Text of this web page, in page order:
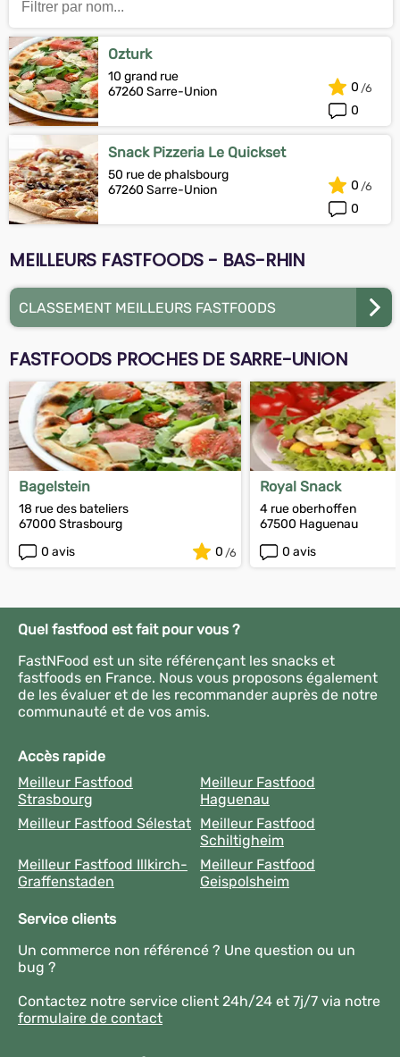
Ozturk
10 grand rue
67260 Sarre-Union
0
0
Snack Pizzeria Le Quickset
50 rue de phalsbourg
67260 Sarre-Union
0
0
MEILLEURS FASTFOODS - BAS-RHIN
CLASSEMENT MEILLEURS FASTFOODS
FASTFOODS PROCHES DE SARRE-UNION
Bagelstein
18 rue des bateliers
67000 Strasbourg
0 avis
0
Royal Snack
4 rue oberhoffen
67500 Haguenau
0 avis
Quel fastfood est fait pour vous ?
FastNFood est un site référençant les snacks et
fastfoods en France. Nous vous proposons également
de les évaluer et de les recommander auprès de notre
communauté et de vos amis.
Accès rapide
Meilleur Fastfood
Strasbourg
Meilleur Fastfood
Haguenau
Meilleur Fastfood Sélestat Meilleur Fastfood
Schiltigheim
Meilleur Fastfood Illkirch-
Graffenstaden
Meilleur Fastfood
Geispolsheim
Service clients
Un commerce non référencé ? Une question ou un
bug ?
Contactez notre service client 24h/24 et 7j/7 via notre
formulaire de contact